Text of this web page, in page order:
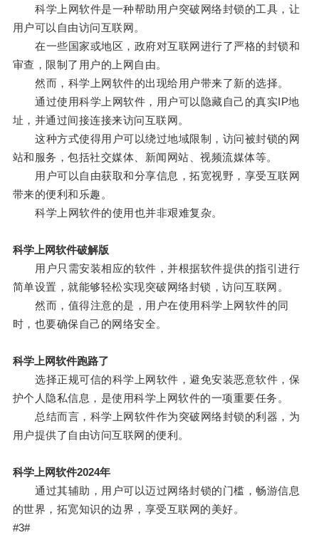
科学上网软件是一种帮助用户突破网络封锁的工具，让
用户可以自由访问互联网。
在一些国家或地区，政府对互联网进行了严格的封锁和
审查，限制了用户的上网自由。
然而，科学上网软件的出现给用户带来了新的选择。
通过使用科学上网软件，用户可以隐藏自己的真实IP地
址，并通过间接连接来访问互联网。
这种方式使得用户可以绕过地域限制，访问被封锁的网
站和服务，包括社交媒体、新闻网站、视频流媒体等。
用户可以自由获取和分享信息，拓宽视野，享受互联网
带来的便利和乐趣。
科学上网软件的使用也并非艰难复杂。
科学上网软件破解版
用户只需安装相应的软件，并根据软件提供的指引进行
简单设置，就能够轻松实现突破网络封锁，访问互联网。
然而，值得注意的是，用户在使用科学上网软件的同
时，也要确保自己的网络安全。
科学上网软件跑路了
选择正规可信的科学上网软件，避免安装恶意软件，保
护个人隐私信息，是使用科学上网软件的一项重要任务。
总结而言，科学上网软件作为突破网络封锁的利器，为
用户提供了自由访问互联网的便利。
科学上网软件2024年
通过其辅助，用户可以迈过网络封锁的门槛，畅游信息
的世界，拓宽知识的边界，享受互联网的美好。
#3#